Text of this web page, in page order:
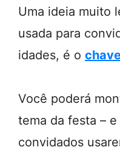
Uma ideia muito
usada para
idades, é o
Você poderá
tema da festa –
convidados